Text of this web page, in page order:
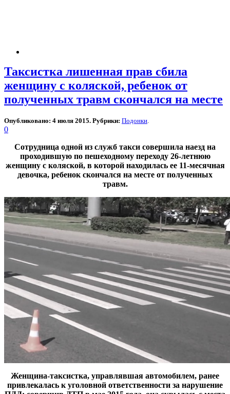
Таксистка лишенная прав сбила
женщину с коляской, ребенок от
полученных травм скончался на месте
Опубликовано: 4 июля 2015. Рубрики: Подонки
0
Сотрудница одной из служб такси совершила наезд на
проходившую по пешеходному переходу 26-летнюю
женщину с коляской, в которой находилась ее 11-месячная
девочка, ребенок скончался на месте от полученных
травм.
Женщина-таксистка, управлявшая автомобилем, ранее
привлекалась к уголовной ответственности за нарушение